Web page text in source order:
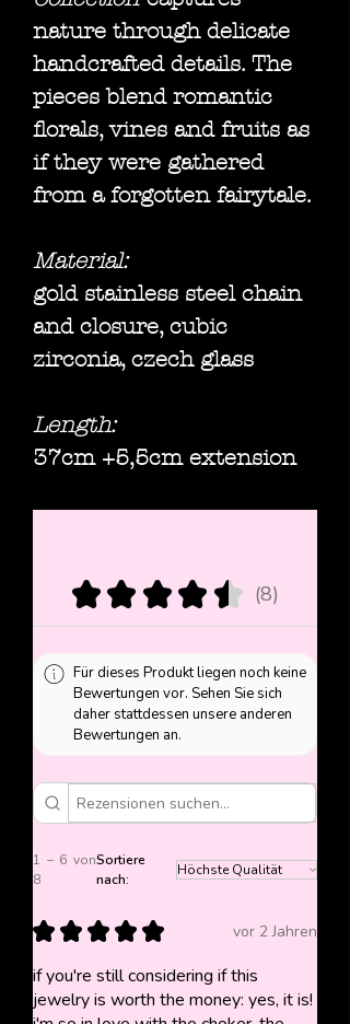
nature through delicate
handcrafted details. The
pieces blend romantic
florals, vines and fruits as
if they were gathered
from a forgotten fairytale.
Material:
gold stainless steel chain
and closure, cubic
zirconia, czech glass
Length:
37cm +5,5cm extension
★ ★ ★ ★ ★ 8
8
Für dieses Produkt liegen noch keine
Bewertungen vor. Sehen Sie sich
daher stattdessen unsere anderen
Bewertungen an.
1 – 6 von
8
Sortiere
nach:
★ ★ ★ ★ ★ vor 2 Jahren
if you're still considering if this
jewelry is worth the money: yes, it is!